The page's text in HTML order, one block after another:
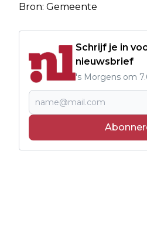
Bron: Gemeente
Schrijf je in
nieuwsbrief
's Morgens om